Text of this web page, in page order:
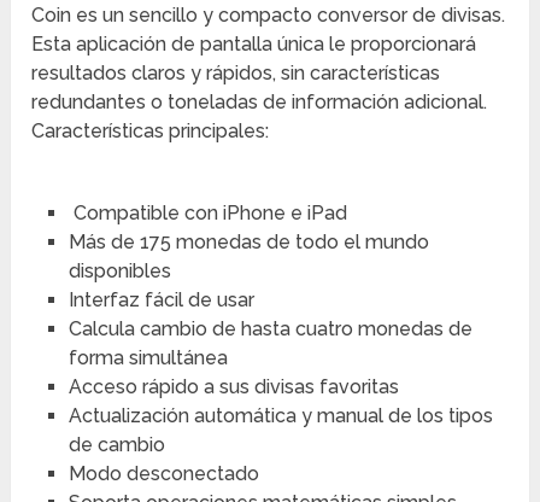
Coin es un sencillo y compacto conversor de divisas.
Esta aplicación de pantalla única le proporcionará
resultados claros y rápidos, sin características
redundantes o toneladas de información adicional.
Características principales:
Compatible con iPhone e iPad
Más de 175 monedas de todo el mundo
disponibles
Interfaz fácil de usar
Calcula cambio de hasta cuatro monedas de
forma simultánea
Acceso rápido a sus divisas favoritas
Actualización automática y manual de los tipos
de cambio
Modo desconectado